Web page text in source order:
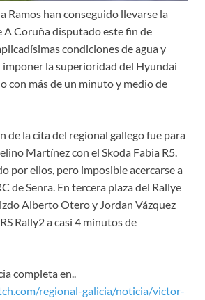
Ramos han conseguido llevarse la
A Coruña disputado este fin de
condiciones de agua y
la superioridad del Hyundai
con más de un minuto y medio de
de la cita del regional gallego fue para
Martínez con el Skoda Fabia R5.
por ellos, pero imposible acercarse a
de Senra. En tercera plaza del Rallye
Alberto Otero y Jordan Vázquez
Rally2 a casi 4 minutos de
completa en..
regional-galicia/noticia/victor-